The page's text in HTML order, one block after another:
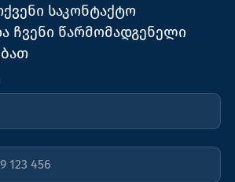
საკონტაქტო
ჩვენი წარმომადგენელი